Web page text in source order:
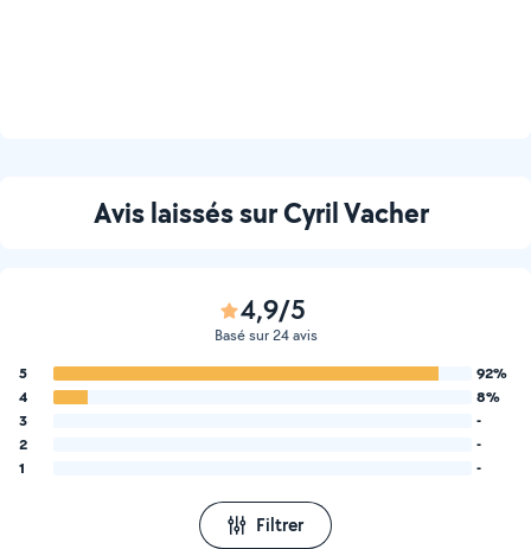
Avis laissés sur Cyril Vacher
4,9/5
Basé sur 24 avis
5
92%
4
8%
3
-
2
-
1
-
Filtrer